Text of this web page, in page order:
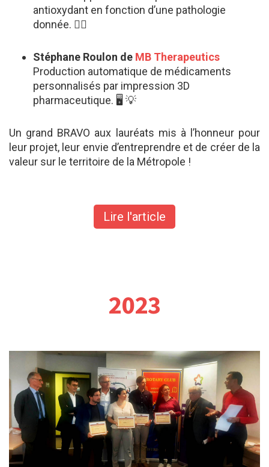
antioxydant en fonction d’une pathologie
donnée. 👩‍⚕️
Stéphane Roulon de MB Therapeutics
Production automatique de médicaments
personnalisés par impression 3D
pharmaceutique. 🖥 💡
Un grand BRAVO aux lauréats mis à l’honneur pour
leur projet, leur envie d’entreprendre et de créer de la
valeur sur le territoire de la Métropole !
Lire l'article
2023